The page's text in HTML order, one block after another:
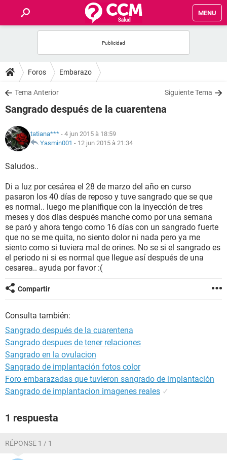
MENU
FORUMS
SALUD
FAMILIA
NUTRICIÓN
BIENESTAR
SEXUALIDAD
GLOSARIO
Foros Embarazo
Tema Anterior Siguiente Tema
Sangrado después de la cuarentena
tatiana*** - 4 jun 2015 à 18:59
Yasmin001 - 12 jun 2015 à 21:34
Saludos..
Di a luz por cesárea el 28 de marzo del año en curso
pasaron los 40 días de reposo y tuve sangrado que se que
es normal.. luego me planifique con la inyección de tres
meses y dos días después manche como por una semana
se paró y ahora tengo como 16 días con un sangrado fuerte
que no se me quita, no siento dolor ni nada pero ya me
siento como si tuviera mal de orines. No se si el sangrado es
el periodo ni si es normal que llegue así después de una
cesarea.. ayuda por favor :(
Compartir
Consulta también:
Sangrado después de la cuarentena
Sangrado despues de tener relaciones
Sangrado en la ovulacion
Sangrado de implantación fotos color
Foro embarazadas que tuvieron sangrado de implantación
Sangrado de implantacion imagenes reales ✓
1 respuesta
RÉPONSE 1 / 1